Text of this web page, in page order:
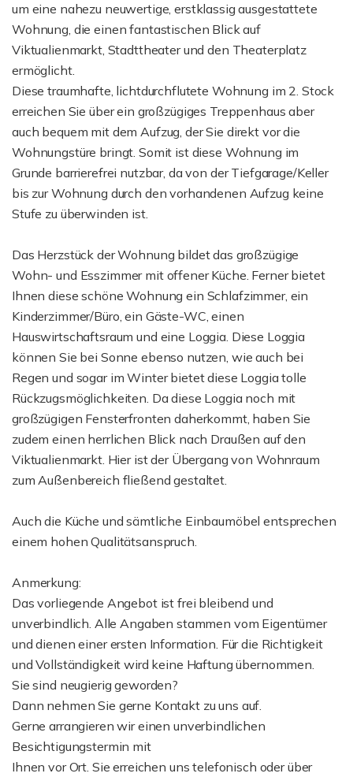
um eine nahezu neuwertige, erstklassig ausgestattete
Wohnung, die einen fantastischen Blick auf
Viktualienmarkt, Stadttheater und den Theaterplatz
ermöglicht.
Diese traumhafte, lichtdurchflutete Wohnung im 2. Stock
erreichen Sie über ein großzügiges Treppenhaus aber
auch bequem mit dem Aufzug, der Sie direkt vor die
Wohnungstüre bringt. Somit ist diese Wohnung im
Grunde barrierefrei nutzbar, da von der Tiefgarage/Keller
bis zur Wohnung durch den vorhandenen Aufzug keine
Stufe zu überwinden ist.
Das Herzstück der Wohnung bildet das großzügige
Wohn- und Esszimmer mit offener Küche. Ferner bietet
Ihnen diese schöne Wohnung ein Schlafzimmer, ein
Kinderzimmer/Büro, ein Gäste-WC, einen
Hauswirtschaftsraum und eine Loggia. Diese Loggia
können Sie bei Sonne ebenso nutzen, wie auch bei
Regen und sogar im Winter bietet diese Loggia tolle
Rückzugsmöglichkeiten. Da diese Loggia noch mit
großzügigen Fensterfronten daherkommt, haben Sie
zudem einen herrlichen Blick nach Draußen auf den
Viktualienmarkt. Hier ist der Übergang von Wohnraum
zum Außenbereich fließend gestaltet.
Auch die Küche und sämtliche Einbaumöbel entsprechen
einem hohen Qualitätsanspruch.
Anmerkung:
Das vorliegende Angebot ist frei bleibend und
unverbindlich. Alle Angaben stammen vom Eigentümer
und dienen einer ersten Information. Für die Richtigkeit
und Vollständigkeit wird keine Haftung übernommen.
Sie sind neugierig geworden?
Dann nehmen Sie gerne Kontakt zu uns auf.
Gerne arrangieren wir einen unverbindlichen
Besichtigungstermin mit
Ihnen vor Ort. Sie erreichen uns telefonisch oder über